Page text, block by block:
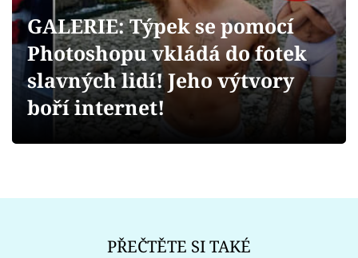
Videa
Sledujte prima+
GALERIE: Týpek se pomocí
Photoshopu vkládá do fotek
slavných lidí! Jeho výtvory
boří internet!
PŘEČTĚTE SI TAKÉ